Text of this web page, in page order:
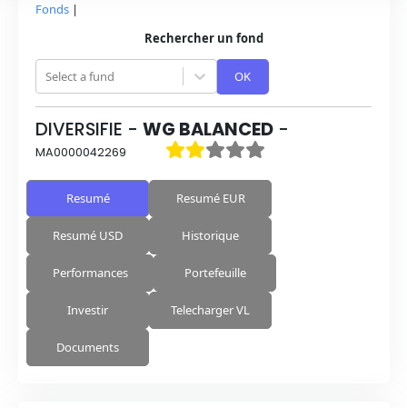
Fonds |
Rechercher un fond
Select a fund OK
DIVERSIFIE - WG BALANCED -
MA0000042269
Resumé Resumé EUR
Resumé USD Historique
Performances Portefeuille
Investir Telecharger VL
Documents